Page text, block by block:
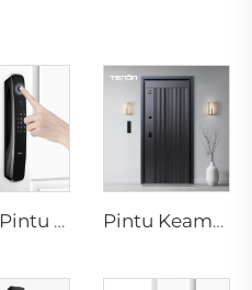
kunci Pintu 3D Face dengan Kamera Sidik Jari Kata Sandi Pembuluh Darah Tenon A9 Pro Pintu Keamanan Aluminium Mewah Cerdas untuk Pintu Utama Perumahan M8